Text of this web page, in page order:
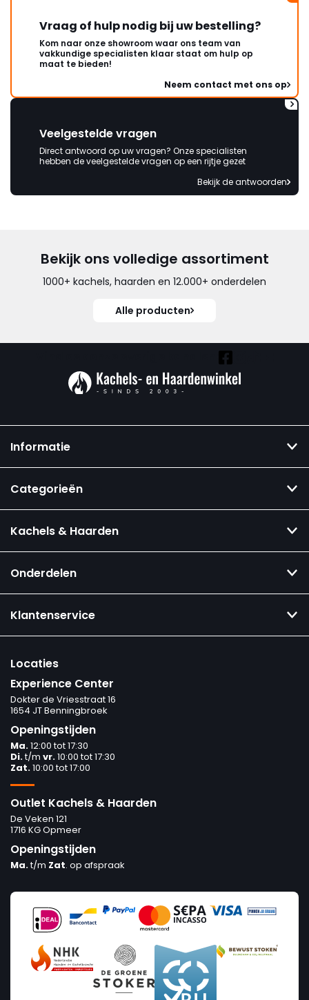
Vraag of hulp nodig bij uw bestelling?
Kom naar onze showroom waar ons team van
vakkundige specialisten klaar staat om hulp op
maat te bieden!
Neem contact met ons op
Veelgestelde vragen
Direct antwoord op uw vragen? Onze specialisten
hebben de veelgestelde vragen op een rijtje gezet
Bekijk de antwoorden
Bekijk ons volledige assortiment
1000+ kachels, haarden en 12.000+ onderdelen
Alle producten
Informatie
Categorieën
Kachels & Haarden
Onderdelen
Klantenservice
Locaties
Experience Center
Dokter de Vriesstraat 16
1654 JT Benningbroek
Openingstijden
Ma.12:00 tot 17:30
Di.t/m vr.10:00 tot 17:30
Zat.10:00 tot 17:00
Outlet Kachels & Haarden
De Veken 121
1716 KG Opmeer
Openingstijden
Ma.t/m Zat. op afspraak